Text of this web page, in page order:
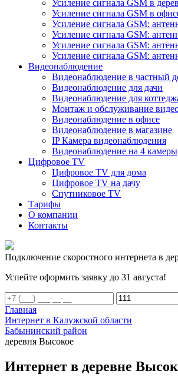
Усиление сигнала GSM в
Усиление сигнала GSM в
Усиление сигнала GSM:
Усиление сигнала GSM:
Усиление сигнала GSM:
Усиление сигнала GSM:
Видеонаблюдение
Видеонаблюдение в частный
Видеонаблюдение для дачи
Видеонаблюдение для
Монтаж и обслуживание
Видеонаблюдение в офисе
Видеонаблюдение в магазине
IP Камера видеонаблюдения
Видеонаблюдение на 4 камеры
Цифровое TV
Цифровое TV для дома
Цифровое TV на дачу
Спутниковое TV
Тарифы
О компании
Контакты
Подключение скоростного интернета в
Успейте оформить заявку до 31 августа!
Главная
Интернет в Калужской области
Бабынинский район
деревня Высокое
Интернет в деревне